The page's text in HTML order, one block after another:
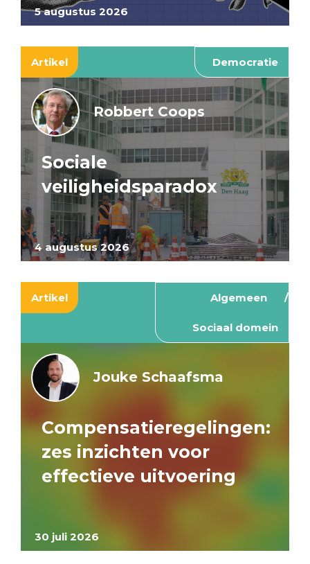
5 augustus 2026
Artikel Democratie
4 augustus 2026
Robbert Coops
Sociale
veiligheidsparadox
Artikel Algemeen
Sociaal domein
30 juli 2026
Jouke Schaafsma
Compensatieregelingen:
zes inzichten voor
effectieve uitvoering